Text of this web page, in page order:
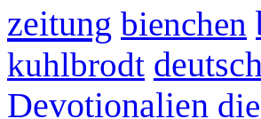
zeitung bienchen
kuhlbrodt
Devotionalien